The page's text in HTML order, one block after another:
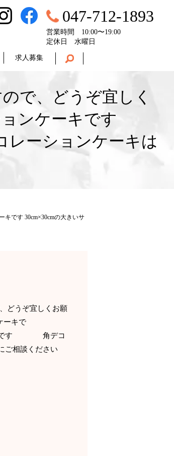
求人募集
047-712-1893
営業時間 10:00〜19:00
定休日 水曜日
で、どうぞ宜しく
ンケーキです
レーションケーキは
です 30cm×30cmの大きいサ
どうぞ宜しくお願
キで
能です 角デコ
ご相談ください